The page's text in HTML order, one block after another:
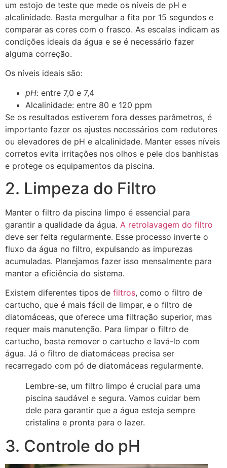
um estojo de teste que mede os níveis de pH e
alcalinidade. Basta mergulhar a fita por 15 segundos e
comparar as cores com o frasco. As escalas indicam as
condições ideais da água e se é necessário fazer
alguma correção.
Os níveis ideais são:
pH: entre 7,0 e 7,4
Alcalinidade: entre 80 e 120 ppm
Se os resultados estiverem fora desses parâmetros, é
importante fazer os ajustes necessários com redutores
ou elevadores de pH e alcalinidade. Manter esses níveis
corretos evita irritações nos olhos e pele dos banhistas
e protege os equipamentos da piscina.
2. Limpeza do Filtro
Manter o filtro da piscina limpo é essencial para
garantir a qualidade da água. A retrolavagem do filtro
deve ser feita regularmente. Esse processo inverte o
fluxo da água no filtro, expulsando as impurezas
acumuladas. Planejamos fazer isso mensalmente para
manter a eficiência do sistema.
Existem diferentes tipos de filtros, como o filtro de
cartucho, que é mais fácil de limpar, e o filtro de
diatomáceas, que oferece uma filtração superior, mas
requer mais manutenção. Para limpar o filtro de
cartucho, basta remover o cartucho e lavá-lo com
água. Já o filtro de diatomáceas precisa ser
recarregado com pó de diatomáceas regularmente.
Lembre-se, um filtro limpo é crucial para uma
piscina saudável e segura. Vamos cuidar bem
dele para garantir que a água esteja sempre
cristalina e pronta para o lazer.
3. Controle do pH